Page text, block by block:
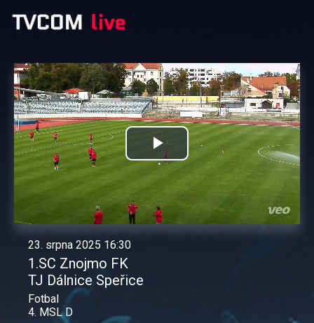
Přehrát
video
23. srpna 2025 16:30
1.SC Znojmo FK
TJ Dálnice Speřice
Fotbal
4. MSL D